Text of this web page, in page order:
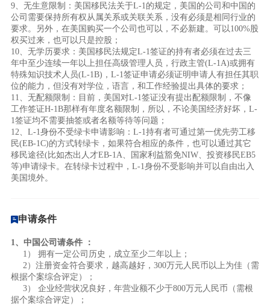
9、无生意限制：美国移民法关于L-1的规定，美国的公司和中国的
公司需要保持所有权从属关系或关联关系，没有必须是相同行业的
要求。另外，在美国购买一个公司也可以，不必新建。可以100%股
权买过来，也可以只是控股；
10、无学历要求：美国移民法规定L-1签证的持有者必须在过去三
年中至少连续一年以上担任高级管理人员，行政主管(L-1A)或拥有
特殊知识技术人员(L-1B)，L-1签证申请必须证明申请人有担任其职
位的能力，但没有对学位，语言，和工作经验提出具体的要求；
11、无配额限制：目前，美国对L-1签证没有提出配额限制，不像
工作签证H-1B那样有年度名额限制，所以，不论美国经济好坏，L-
1签证均不需要抽签或者名额等待等问题；
12、L-1身份不受绿卡申请影响：L-1持有者可通过第一优先劳工移
民(EB-1C)的方式转绿卡，如果符合相应的条件，也可以通过其它
移民途径(比如杰出人才EB-1A、国家利益豁免NIW、投资移民EB5
等)申请绿卡。在转绿卡过程中，L-1身份不受影响并可以自由出入
美国境外。
申请条件
1、中国公司请条件 ：
1） 拥有一定公司历史，成立至少二年以上；
2）注册资金符合要求，越高越好，300万元人民币以上为佳（需
根据个案综合评定）；
3） 企业经营状况良好，年营业额不少于800万元人民币（需根
据个案综合评定）；